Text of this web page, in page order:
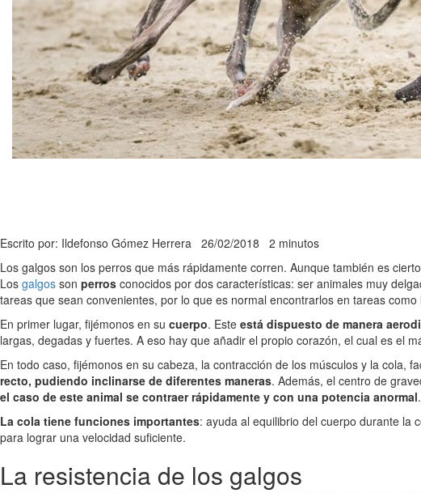
Escrito por: Ildefonso Gómez Herrera 26/02/2018 2 minutos
Los galgos son los perros que más rápidamente corren. Aunque también es
Los galgos son perros conocidos por dos características: ser animales muy
tareas que sean convenientes, por lo que es normal encontrarlos en tareas
En primer lugar, fijémonos en su cuerpo. Este está dispuesto de manera
largas, degadas y fuertes. A eso hay que añadir el propio corazón, el cual es el
En todo caso, fijémonos en su cabeza, la contracción de los músculos y la cola,
recto, pudiendo inclinarse de diferentes maneras. Además, el centro de
el caso de este animal se contraer rápidamente y con una potencia anormal
La cola tiene funciones importantes: ayuda al equilibrio del cuerpo durante la
para lograr una velocidad suficiente.
La resistencia de los galgos